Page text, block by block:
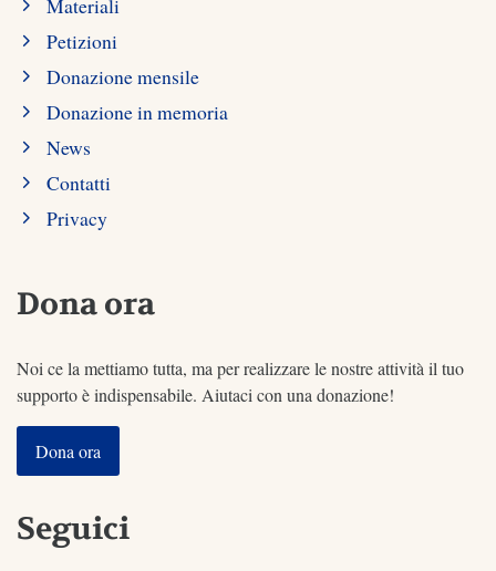
Petizioni
Donazione mensile
Donazione in memoria
News
Contatti
Privacy
Dona ora
Noi ce la mettiamo tutta, ma per realizzare le nostre attività il tuo
supporto è indispensabile. Aiutaci con una donazione!
Dona ora
Seguici